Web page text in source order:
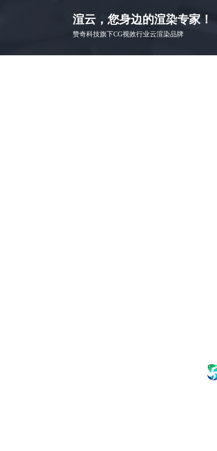
渲云，您身边的渲染专家！
赞奇科技旗下CG视效行业云渲染品牌